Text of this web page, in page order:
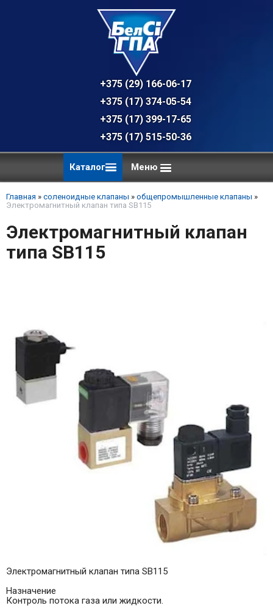
+375 (29) 166-06-17 - техническая
+375 (17) 374-05-54 - общий отдел,
+375 (17) 399-17-65
+375 (17) 515-50-36
Каталог Меню
Главная » соленоидные клапаны » общепромышленные клапаны »
Электромагнитный клапан типа SB115
Электромагнитный клапан
типа SB115
Электромагнитный клапан типа SB115
Назначение
Контроль потока газа или жидкости.